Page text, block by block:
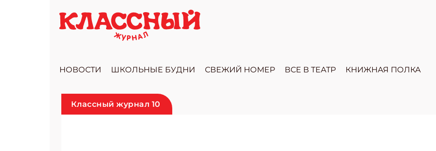
НОВОСТИ ШКОЛЬНЫЕ БУДНИ СВЕЖИЙ НОМЕР ВСЕ В ТЕАТР КНИЖНАЯ ПОЛКА
Классный журнал 10